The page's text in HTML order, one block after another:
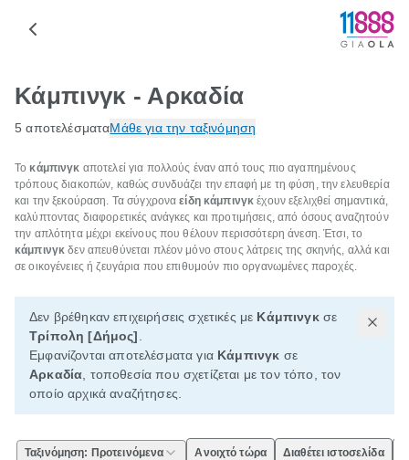
Κάμπινγκ - Αρκαδία
5 αποτελέσματαΜάθε για την ταξινόμηση
Το κάμπινγκ αποτελεί για πολλούς έναν από τους πιο αγαπημένους
τρόπους διακοπών, καθώς συνδυάζει την επαφή με τη φύση, την ελευθερία
και την ξεκούραση. Τα σύγχροναείδη κάμπινγκ έχουν εξελιχθεί σημαντικά,
καλύπτοντας διαφορετικές ανάγκες και προτιμήσεις, από όσους αναζητούν
την απλότητα μέχρι εκείνους που θέλουν περισσότερη άνεση. Έτσι, το
κάμπινγκ δεν απευθύνεται πλέον μόνο στους λάτρεις της σκηνής, αλλά και
σε οικογένειες ή ζευγάρια που επιθυμούν πιο οργανωμένες παροχές.
Δεν βρέθηκαν επιχειρήσεις σχετικές με Κάμπινγκσε
Τρίπολη [Δήμος]
Εμφανίζονται αποτελέσματα για Κάμπινγκ σε
Αρκαδία , τοποθεσία που σχετίζεται με τον τόπο, τον
οποίο αρχικά αναζήτησες.
Ταξινόμηση: Προτεινόμενα Ανοιχτό τώρα Διαθέτει ιστοσελίδα